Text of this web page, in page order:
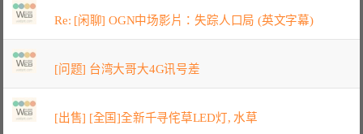
Re: [闲聊] OGN中场影片：失踪人口局 (英文字幕)
[问题] 台湾大哥大4G讯号差
[出售] [全国]全新千寻侘草LED灯, 水草